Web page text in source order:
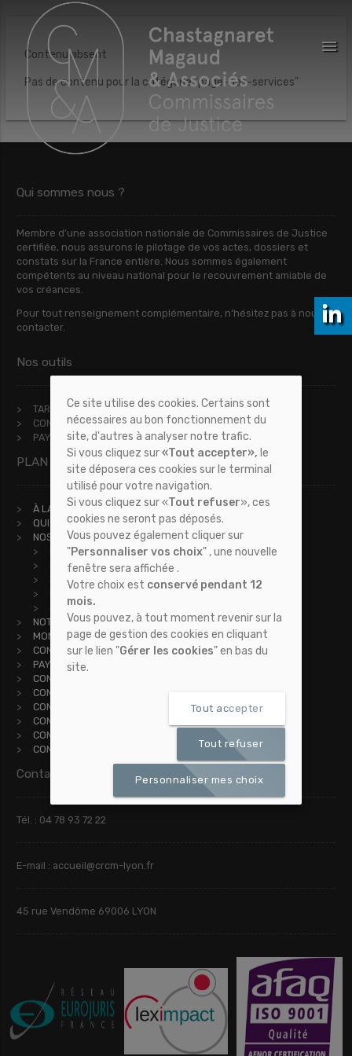
menu
Contenu absent
Pas de contenu pour la catégorie "page-nos-services"
Ce site utilise des cookies. Certains sont
nécessaires au bon fonctionnement du
site, d'autres à analyser notre trafic.
Si vous cliquez sur«Tout accepter», le
site déposera ces cookies sur le terminal
utilisé pour votre navigation.
Si vous cliquez sur «Tout refuser», ces
cookies ne seront pas déposés.
Vous pouvez également cliquer sur
"Personnaliser vos choix" , une nouvelle
fenêtre sera affichée .
Votre choix est conservé pendant 12
mois.
Vous pouvez, à tout moment revenir sur la
page de gestion des cookies en cliquant
sur le lien "Gérer les cookies" en bas du
site.
Tout accepter
Tout refuser
Personnaliser mes choix
Qui sommes nous ?
Membre d’une association nationale de Commissaires de Justice
certifiée, nous assurons le pilotage de vos actes, dossiers et
constats sur la France entière. Nous sommes également
compétents au niveau national pour le recouvrement amiable de
vos créances.
Pour tout renseignement complémentaire, n’hésitez pas à nous
contacter.
Nos outils
TARIFS
CONSULTER VOS DOSSIERS
PAYER EN LIGNE
PLAN DU SITE
À LA UNE
QUI SOMMES NOUS ?
NOS SERVICES
IMPAYÉS
CONSTAT
SIGNIFICATION D'ACTES
LOYERS IMPAYÉS
JEUX CONCOURS
NOTRE TARIF
MON ESPACE CLIENT
CONTACT
PAYER EN LIGNE
COMMISSAIRE DE JUSTICE À CALUIRE
COMMISSAIRE DE JUSTICE À BRON
COMMISSAIRE DE JUSTICE À OULLINS
COMMISSAIRE DE JUSTICE À VILLEURBANNE
COMMISSAIRE DE JUSTICE À ST-PRIEST
COMMISSAIRE DE JUSTICE À VILLEFRANCHE
Contactez-nous
Tél. : 04 78 93 72 22
E-mail : accueil@crcm-lyon.fr
45 rue Vendôme 69006 LYON